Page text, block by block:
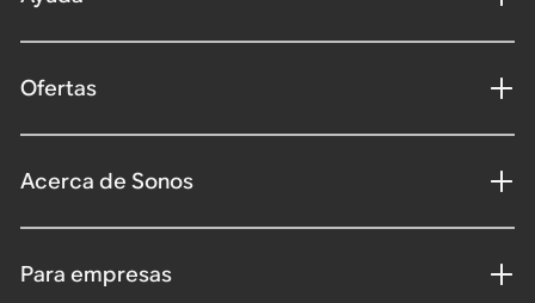
Ofertas
Acerca de Sonos
Para empresas